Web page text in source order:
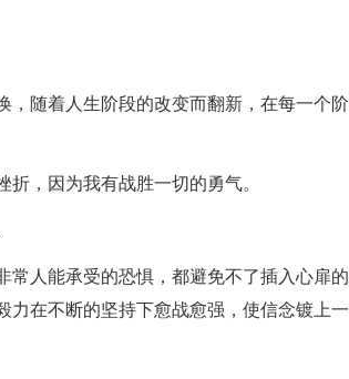
，随着人生阶段的改变而翻新，在每一个阶
，因为我有战胜一切的勇气。
常人能承受的恐惧，都避免不了插入心扉的
力在不断的坚持下愈战愈强，使信念镀上一